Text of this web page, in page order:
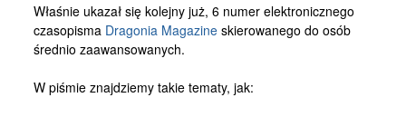
Krótkie
Jak pisać
Właśnie ukazał się kolejny już, 6 numer elektronicznego
czasopisma Dragonia Magazineskierowanego do osób
średnio zaawansowanych.
W piśmie znajdziemy takie tematy, jak: